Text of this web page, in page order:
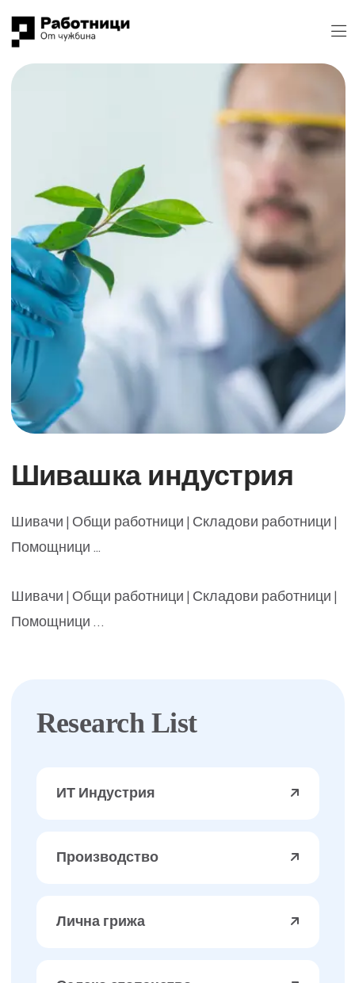
Шивашка индустрия
Шивачи | Общи работници | Складови работници |
Помощници ...
Шивачи | Общи работници | Складови работници |
Помощници …
Research List
ИТ Индустрия
Производство
Лична грижа